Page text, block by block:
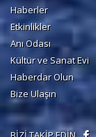
Haberler
Etkinlikler
Anı Odası
Kültür ve Sanat Evi
Haberdar Olun
Bize Ulaşın